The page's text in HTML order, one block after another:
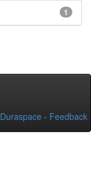
1
Duraspace - Feedback